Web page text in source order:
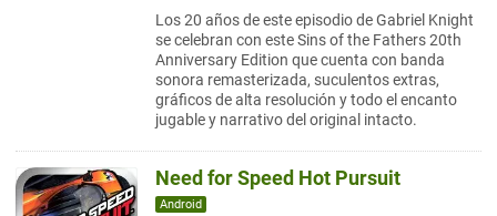
Los 20 años de este episodio de Gabriel Knight
se celebran con este Sins of the Fathers 20th
Anniversary Edition que cuenta con banda
sonora remasterizada, suculentos extras,
gráficos de alta resolución y todo el encanto
jugable y narrativo del original intacto.
Need for Speed Hot Pursuit
Android